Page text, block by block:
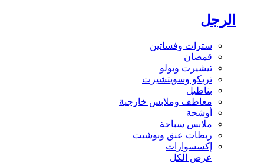
الرجل
سترات وفساتين
قمصان
تيشيرت وبولو
تريكو وسويتشيرت
بناطيل
معاطف وملابس خارجية
أوشحة
ملابس سباحة
ربطات عنق وبوشيت
إكسسوارات
عرض الكل